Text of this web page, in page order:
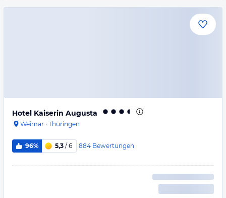
Hotel Kaiserin Augusta
Weimar · Thüringen
96% 5,3 / 6 884 Bewertungen